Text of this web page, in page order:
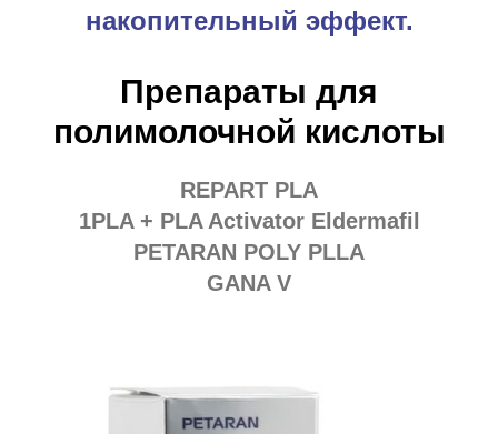
накопительный эффект.
Препараты для
полимолочной кислоты
REPART PLA
1PLA + PLA Activator Eldermаfil
PETARAN POLY PLLA
GANA V